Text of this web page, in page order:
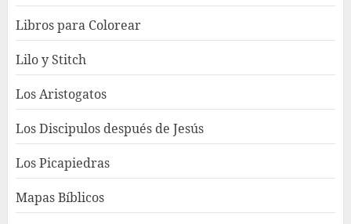
Libros para Colorear
Lilo y Stitch
Los Aristogatos
Los Discipulos después de Jesús
Los Picapiedras
Mapas Bíblicos